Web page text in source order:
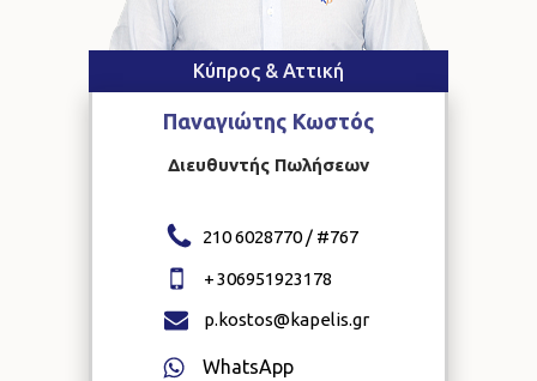
Κύπρος & Αττική
Παναγιώτης Κωστός
Διευθυντής Πωλήσεων
210 6028770 / #767
+306951923178
p.kostos@kapelis.gr
WhatsApp